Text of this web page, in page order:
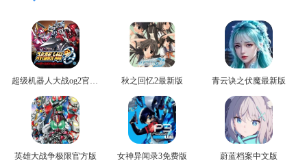
超级机器人大战og2官方版 秋之回忆2最新版 青云诀之伏魔最新版
英雄大战争极限官方版 女神异闻录3免费版 蔚蓝档案中文版